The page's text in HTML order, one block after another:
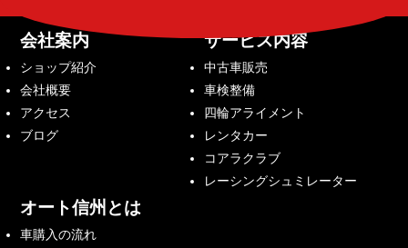
会社案内
ショップ紹介
会社概要
アクセス
ブログ
サービス内容
中古車販売
車検整備
四輪アライメント
レンタカー
コアラクラブ
レーシングシュミレーター
オート信州とは
車購入の流れ